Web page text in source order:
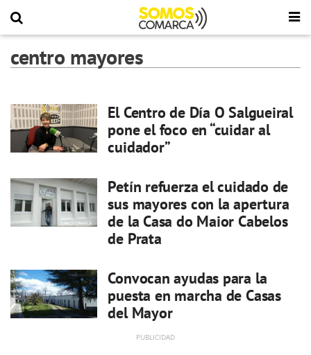
centro mayores
El Centro de Día O Salgueiral
pone el foco en “cuidar al
cuidador”
Petín refuerza el cuidado de
sus mayores con la apertura
de la Casa do Maior Cabelos
de Prata
Convocan ayudas para la
puesta en marcha de Casas
del Mayor